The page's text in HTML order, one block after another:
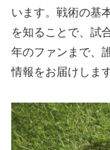
います。戦術の基
を知ることで、試
年のファンまで、
情報をお届けします